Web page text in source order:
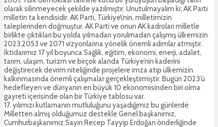
olarak silinmeyecek şekilde yazılmıştır. Unutulmayalım ki; AK Parti
milletin ta kendisidir. AK Parti, Türkiye\’nin, milletimizin
taleplerinden doğmuştur. AK Parti ve onun AK kadroları milletle
birlikte çıktıkları bu yolda yılmadan yorulmadan çalışmış ülkemizin
2023,2053 ve 2071 vizyonlarına yönelik önemli adımlar atmıştır.
İktidarımız 17 yıl boyunca Sağlık, eğitim, ekonomi, enerji, adalet,
tarım, ulaşım, turizm ve birçok alanda Türkiye’nin kaderini
değiştirecek devrim niteliğinde projelere imza atıp ülkemizin
kalkınmasında önemli çalışmalar gerçekleştirmiştir. Bugün 2023’ü
hedefleyen ve dünyanın en büyük 10 ekonomisinden biri olma
gayreti içerisinde olan bir Türkiye tablosu var.
17. yılımızı kutlamanın mutluluğunu yaşadığımız bu günlerde
Milletten almış olduğumuz destekle Genel başkanımız,
Cumhurbaşkanımız Sayın Recep Tayyip Erdoğan önderliğinde